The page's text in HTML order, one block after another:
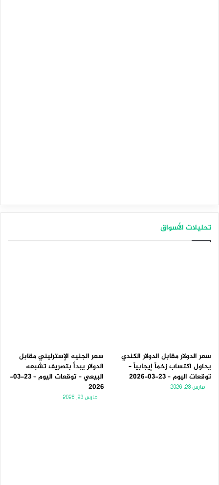
تحليلات الأسواق
سعر الدولار مقابل الدولار الكندي
يحاول اكتساب زخماً إيجابياً –
توقعات اليوم – 23-03-2026
مارس 23, 2026
سعر الجنيه الإسترليني مقابل
الدولار يبدأ بتصريف تشبعه
البيعي – توقعات اليوم – 23-03-
2026
مارس 23, 2026